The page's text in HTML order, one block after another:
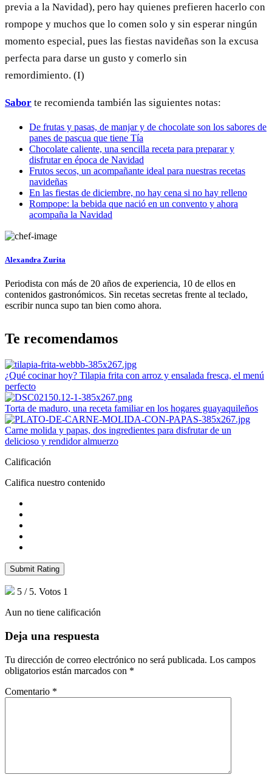
previa a la Navidad), pero hay quienes prefieren hacerlo con
rompope y muchos que lo comen solo y sin esperar ningún
momento especial, pues las fiestas navideñas son la excusa
perfecta para darse un gusto y comerlo sin
remordimiento. (I)
Sabor te recomienda también las siguientes notas:
De frutas y pasas, de manjar y de chocolate son los sabores de
panes de pascua que tiene Tía
Chocolate caliente, una sencilla receta para preparar y
disfrutar en época de Navidad
Frutos secos, un acompañante ideal para nuestras recetas
navideñas
En las fiestas de diciembre, no hay cena si no hay relleno
Rompope: la bebida que nació en un convento y ahora
acompaña la Navidad
Alexandra Zurita
Periodista con más de 20 años de experiencia, 10 de ellos en
contenidos gastronómicos. Sin recetas secretas frente al teclado,
escribir nunca supo tan bien como ahora.
Te recomendamos
¿Qué cocinar hoy? Tilapia frita con arroz y ensalada fresca, el menú
perfecto
Torta de maduro, una receta familiar en los hogares guayaquileños
Carne molida y papas, dos ingredientes para disfrutar de un
delicioso y rendidor almuerzo
Calificación
Califica nuestro contenido
Submit Rating
5 / 5. Votos 1
Aun no tiene calificación
Deja una respuesta
Tu dirección de correo electrónico no será publicada. Los campos
obligatorios están marcados con *
Comentario *